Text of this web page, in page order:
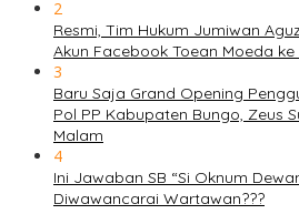
2
Resmi, Tim Hukum Jumiwan
Akun Facebook Toean Moeda ke
3
Baru Saja Grand Opening
Pol PP Kabupaten Bungo, Zeus
Malam
4
Ini Jawaban SB “Si Oknum
Diwawancarai Wartawan???